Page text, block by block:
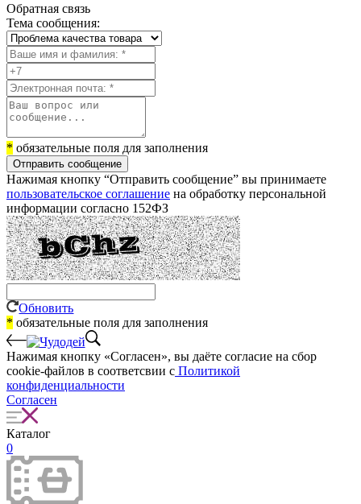
Обратная связь
Тема сообщения:
* обязательные поля для заполнения
Отправить сообщение
Нажимая кнопку “Отправить сообщение” вы принимаете
пользовательское соглашение на обработку персональной
информации согласно 152ФЗ
Обновить
* обязательные поля для заполнения
Нажимая кнопку «Согласен», вы даёте cогласие на сбор
cookie-файлов в соответсвии с Политикой
конфиденциальности
Согласен
Каталог
0